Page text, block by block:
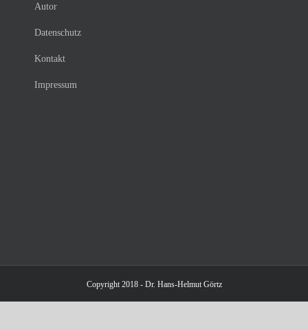
Autor
Datenschutz
Kontakt
Impressum
Copyright 2018 - Dr. Hans-Helmut Görtz